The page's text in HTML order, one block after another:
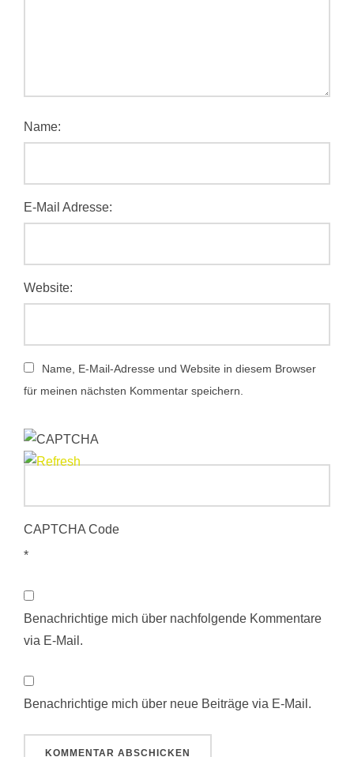
Name:
E-Mail Adresse:
Website:
Name, E-Mail-Adresse und Website in diesem Browser
für meinen nächsten Kommentar speichern.
CAPTCHA Code
*
Benachrichtige mich über nachfolgende Kommentare
via E-Mail.
Benachrichtige mich über neue Beiträge via E-Mail.